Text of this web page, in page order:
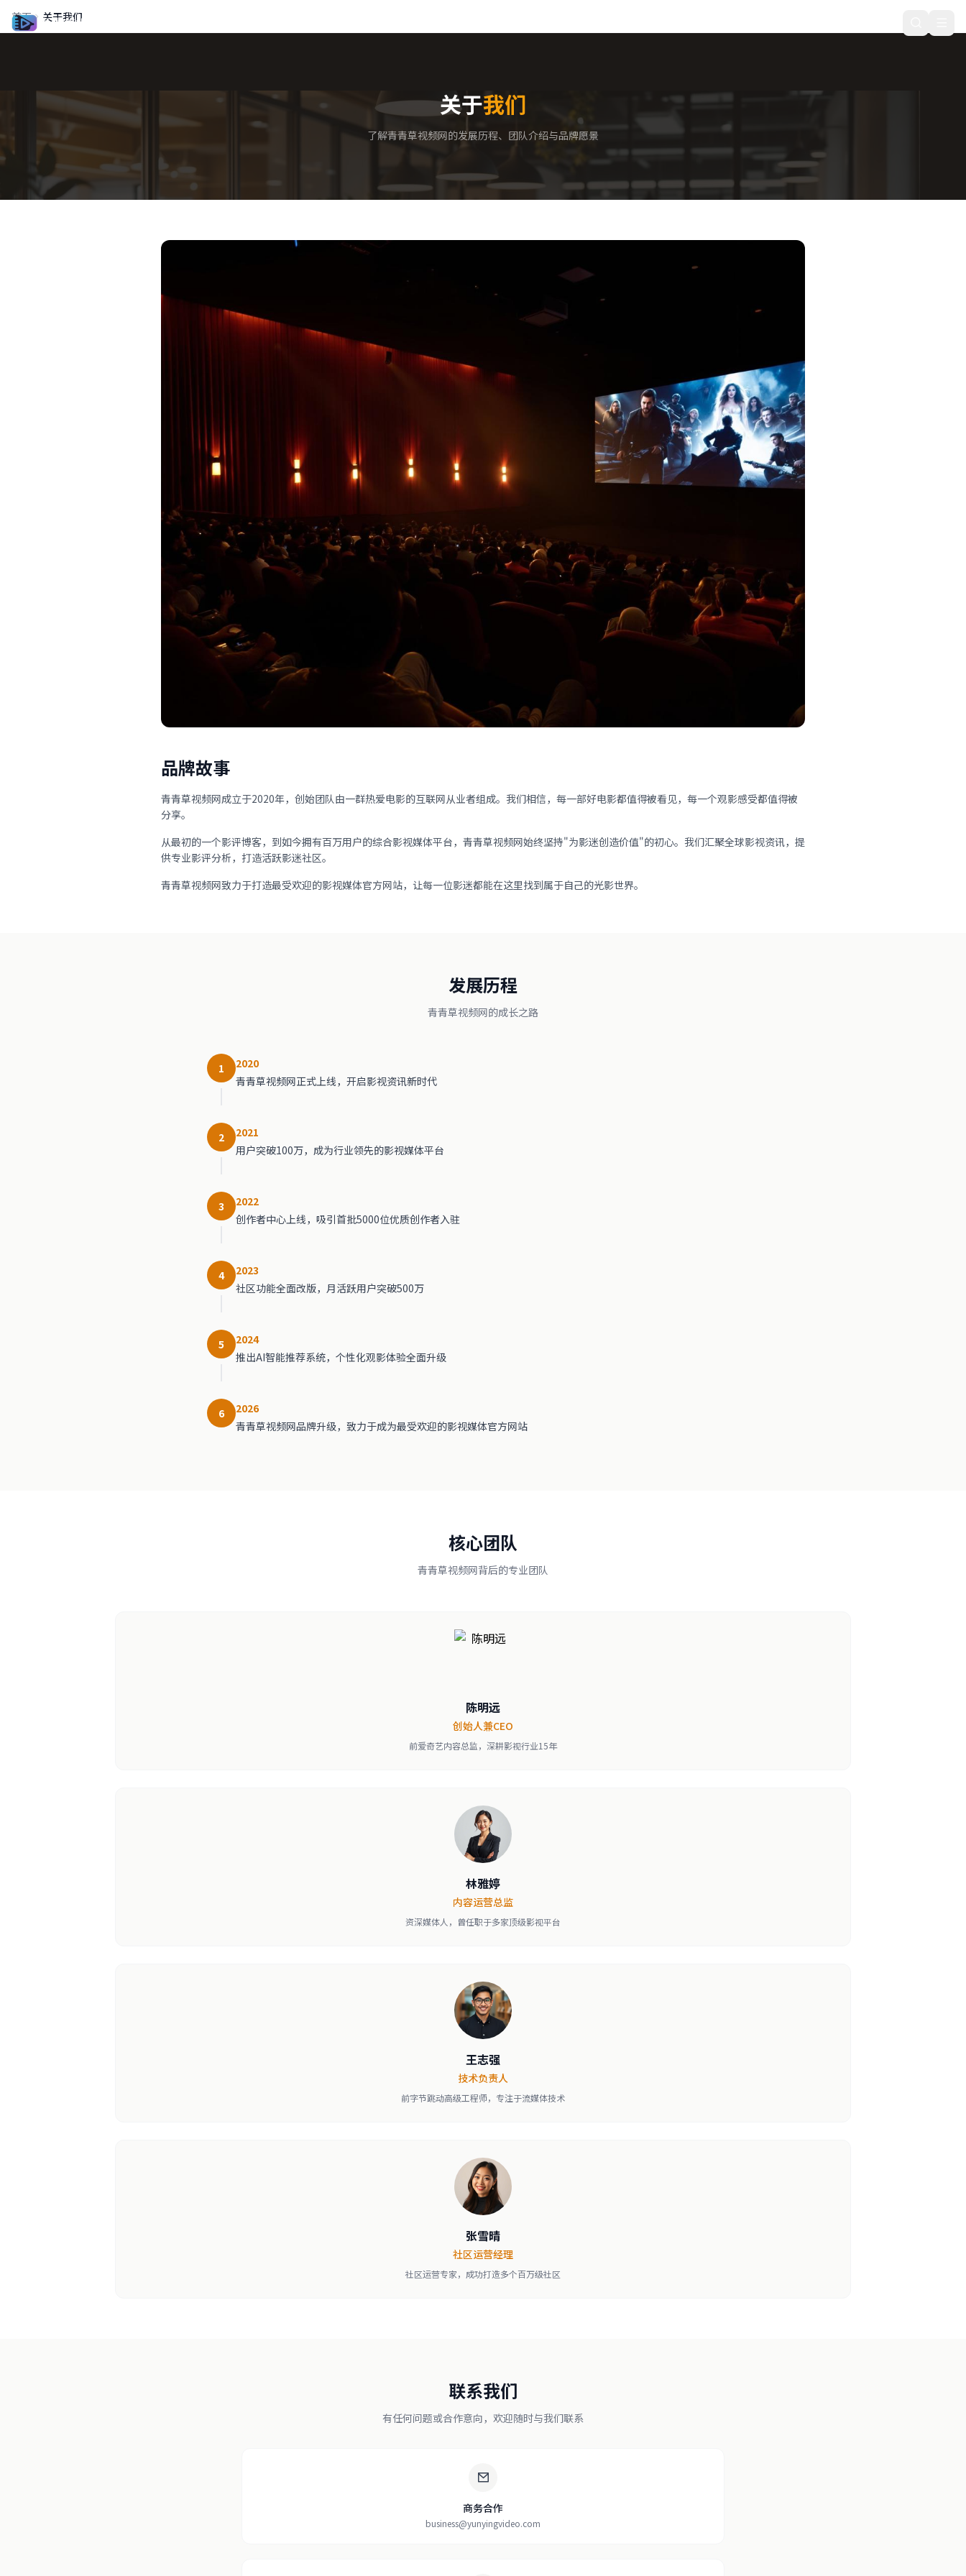
青青草视频网
首页 关于我们
关于我们
了解青青草视频网的发展历程、团队介绍与品牌愿景
品牌故事
青青草视频网成立于2020年，创始团队由一群热爱电影的互联网从业者组成。我们相信，每一部好电影都值得被看见，每一个观影感受都值得被
分享。
从最初的一个影评博客，到如今拥有百万用户的综合影视媒体平台，青青草视频网始终坚持"为影迷创造价值"的初心。我们汇聚全球影视资讯，提
供专业影评分析，打造活跃影迷社区。
青青草视频网致力于打造最受欢迎的影视媒体官方网站，让每一位影迷都能在这里找到属于自己的光影世界。
发展历程
青青草视频网的成长之路
1
2020
青青草视频网正式上线，开启影视资讯新时代
2
2021
用户突破100万，成为行业领先的影视媒体平台
3
2022
创作者中心上线，吸引首批5000位优质创作者入驻
4
2023
社区功能全面改版，月活跃用户突破500万
5
2024
推出AI智能推荐系统，个性化观影体验全面升级
6
2026
青青草视频网品牌升级，致力于成为最受欢迎的影视媒体官方网站
核心团队
青青草视频网背后的专业团队
陈明远
创始人兼CEO
前爱奇艺内容总监，深耕影视行业15年
林雅婷
内容运营总监
资深媒体人，曾任职于多家顶级影视平台
王志强
技术负责人
前字节跳动高级工程师，专注于流媒体技术
张雪晴
社区运营经理
社区运营专家，成功打造多个百万级社区
联系我们
有任何问题或合作意向，欢迎随时与我们联系
商务合作
business@yunyingvideo.com